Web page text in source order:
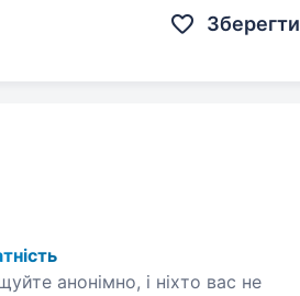
Зберегти
анонімно, і ніхто вас не